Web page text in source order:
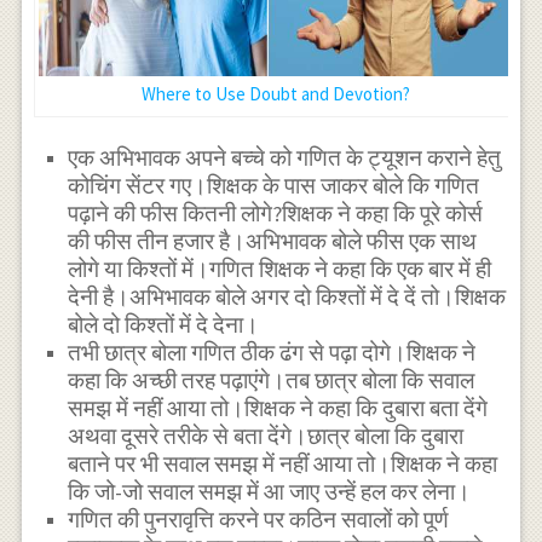
Where to Use Doubt and Devotion?
एक अभिभावक अपने बच्चे को गणित के ट्यूशन कराने हेतु
कोचिंग सेंटर गए।शिक्षक के पास जाकर बोले कि गणित
पढ़ाने की फीस कितनी लोगे?शिक्षक ने कहा कि पूरे कोर्स
की फीस तीन हजार है।अभिभावक बोले फीस एक साथ
लोगे या किश्तों में।गणित शिक्षक ने कहा कि एक बार में ही
देनी है।अभिभावक बोले अगर दो किश्तों में दे दें तो।शिक्षक
बोले दो किश्तों में दे देना।
तभी छात्र बोला गणित ठीक ढंग से पढ़ा दोगे।शिक्षक ने
कहा कि अच्छी तरह पढ़ाएंगे।तब छात्र बोला कि सवाल
समझ में नहीं आया तो।शिक्षक ने कहा कि दुबारा बता देंगे
अथवा दूसरे तरीके से बता देंगे।छात्र बोला कि दुबारा
बताने पर भी सवाल समझ में नहीं आया तो।शिक्षक ने कहा
कि जो-जो सवाल समझ में आ जाए उन्हें हल कर लेना।
गणित की पुनरावृत्ति करने पर कठिन सवालों को पूर्ण